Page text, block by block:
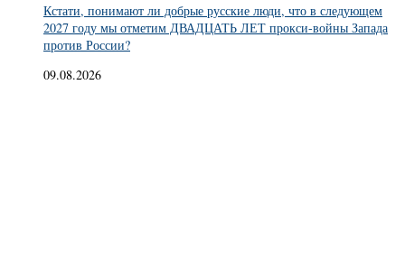
Кстати, понимают ли добрые русские люди, что в следующем
2027 году мы отметим ДВАДЦАТЬ ЛЕТ прокси-войны Запада
против России?
09.08.2026